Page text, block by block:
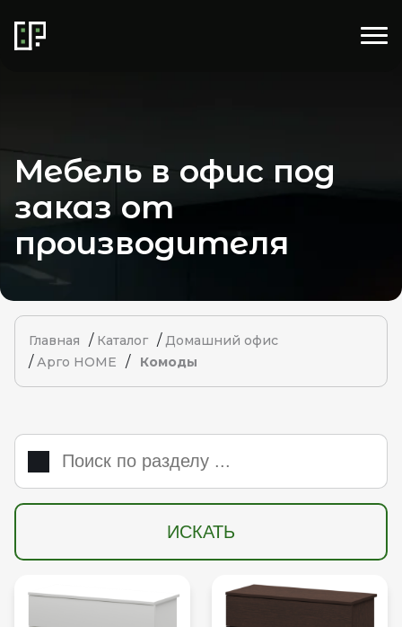
Мебель в офис под
заказ от
производителя
Главная / Каталог /Домашний офис
/Арго HOME / Комоды
ИСКАТЬ